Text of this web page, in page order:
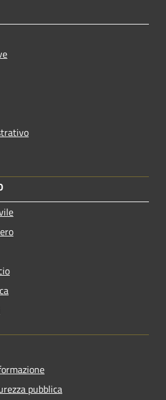
pubblica